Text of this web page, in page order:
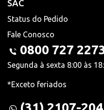
SAC
Status do Pedido
Fale Conosco
0800 727
Segunda à sexta 8:00 às
*Exceto feriados
(31) 2107-